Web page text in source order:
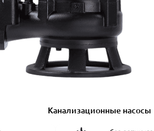
Канализационные насосы